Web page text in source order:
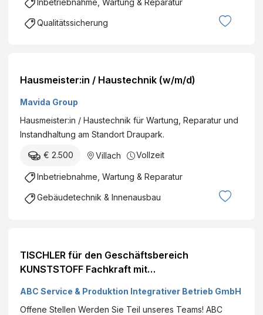
Qualitätssicherung
Hausmeister:in / Haustechnik (w/m/d)
Mavida Group
Hausmeister:in / Haustechnik für Wartung, Reparatur und
Instandhaltung am Standort Draupark.
€ 2.500 Villach Vollzeit
Inbetriebnahme, Wartung & Reparatur
Gebäudetechnik & Innenausbau
TISCHLER für den Geschäftsbereich
KUNSTSTOFF Fachkraft mit
Genders)
ABC Service & Produktion Integrativer Betrieb GmbH
Offene Stellen Werden Sie Teil unseres Teams! ABC